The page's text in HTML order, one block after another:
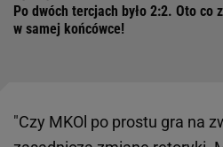
Po dwóch tercjach było 2:2. Oto co
w samej końcówce!
"Czy MKOl po prostu gra na